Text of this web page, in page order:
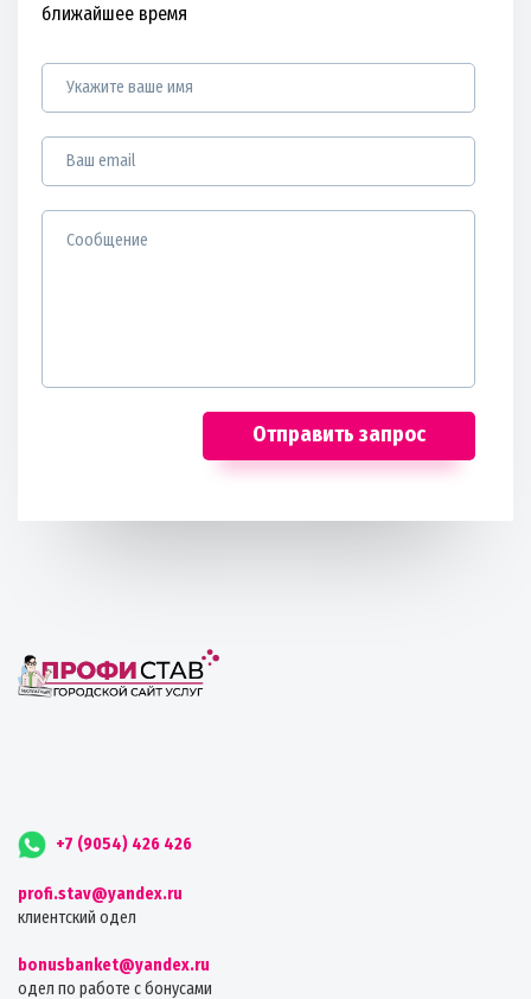
ближайшее время
Отправить запрос
+7 (9054) 426 426
profi.stav@yandex.ru
клиентский одел
bonusbanket@yandex.ru
одел по работе с бонусами